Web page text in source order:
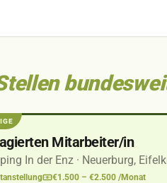
Mitarbeiter/in
In der Enz · Neuerburg,
€1.500 – €2.500 /Monat